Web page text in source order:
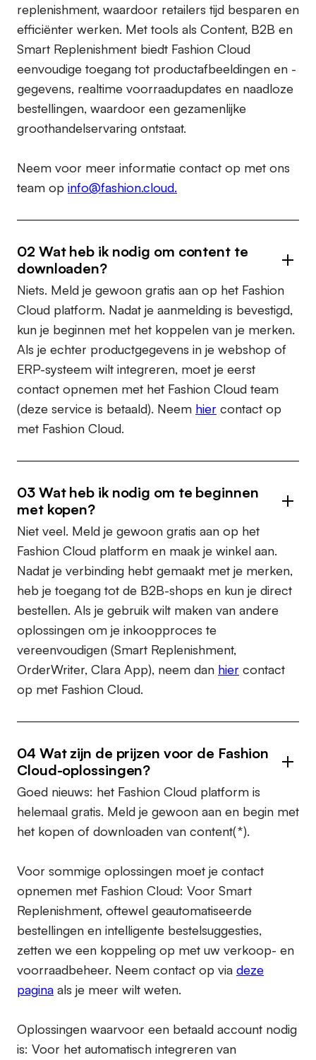
replenishment, waardoor retailers tijd besparen en
efficiënter werken. Met tools als Content, B2B en
Smart Replenishment biedt Fashion Cloud
eenvoudige toegang tot productafbeeldingen en -
gegevens, realtime voorraadupdates en naadloze
bestellingen, waardoor een gezamenlijke
groothandelservaring ontstaat.
Neem voor meer informatie contact op met ons
team op info@fashion.cloud.
02 Wat heb ik nodig om content te
downloaden?
Niets. Meld je gewoon gratis aan op het Fashion
Cloud platform. Nadat je aanmelding is bevestigd,
kun je beginnen met het koppelen van je merken.
Als je echter productgegevens in je webshop of
ERP-systeem wilt integreren, moet je eerst
contact opnemen met het Fashion Cloud team
(deze service is betaald). Neem hier contact op
met Fashion Cloud.
03 Wat heb ik nodig om te beginnen
met kopen?
Niet veel. Meld je gewoon gratis aan op het
Fashion Cloud platform en maak je winkel aan.
Nadat je verbinding hebt gemaakt met je merken,
heb je toegang tot de B2B-shops en kun je direct
bestellen. Als je gebruik wilt maken van andere
oplossingen om je inkoopproces te
vereenvoudigen (Smart Replenishment,
OrderWriter, Clara App), neem dan hier contact
op met Fashion Cloud.
04 Wat zijn de prijzen voor de Fashion
Cloud-oplossingen?
Goed nieuws: het Fashion Cloud platform is
helemaal gratis. Meld je gewoon aan en begin met
het kopen of downloaden van content(*).
Voor sommige oplossingen moet je contact
opnemen met Fashion Cloud: Voor Smart
Replenishment, oftewel geautomatiseerde
bestellingen en intelligente bestelsuggesties,
zetten we een koppeling op met uw verkoop- en
voorraadbeheer. Neem contact op via deze
pagina als je meer wilt weten.
Oplossingen waarvoor een betaald account nodig
is: Voor het automatisch integreren van